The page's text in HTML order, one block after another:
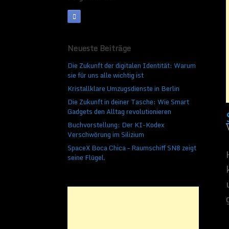
und hinaus in den
Neueste Beiträge
Die Zukunft der digitalen Identität: Warum
sie für uns alle wichtig ist
Kristallklare Umzugsdienste in Berlin
Die Zukunft in deiner Tasche: Wie Smart
Gadgets den Alltag revolutionieren
Buchvorstellung: Der KI-Kodex
Verschwörung im Silizium
SpaceX Boca Chica – Raumschiff SN8 zeigt
seine Flügel.